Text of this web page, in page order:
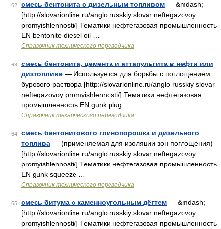
62 смесь бентонита с дизельным топливом — &mdash;
[http://slovarionline.ru/anglo russkiy slovar neftegazovoy
promyishlennosti/] Тематики нефтегазовая промышленность
EN bentonite diesel oil …
Справочник технического переводчика
63
смесь бентонита, цемента и аттапульгита в нефти или
дизтопливе — Используется для борьбы с поглощением
бурового раствора [http://slovarionline.ru/anglo russkiy slovar
neftegazovoy promyishlennosti/] Тематики нефтегазовая
промышленность EN gunk plug …
Справочник технического переводчика
64
смесь бентонитового глинопорошка и дизельного
топлива — (применяемая для изоляции зон поглощения)
[http://slovarionline.ru/anglo russkiy slovar neftegazovoy
promyishlennosti/] Тематики нефтегазовая промышленность
EN gunk squeeze …
Справочник технического переводчика
65 смесь битума с каменноугольным дёгтем — &mdash;
[http://slovarionline.ru/anglo russkiy slovar neftegazovoy
promyishlennosti/] Тематики нефтегазовая промышленность